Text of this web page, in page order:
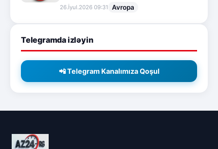
26.İyul.2026 09:31 Avropa
Telegramda izləyin
📲 Telegram Kanalımıza Qoşul